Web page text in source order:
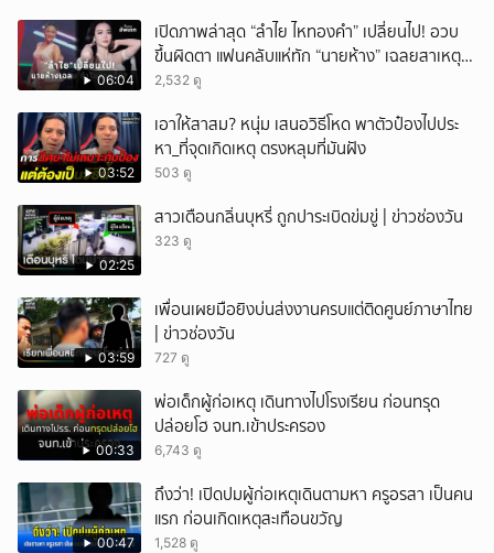
06:04
เปิดภาพล่าสุด “ลำไย ไหทองคำ” เปลี่ยนไป! อวบ
ขึ้นผิดตา แฟนคลับแห่ทัก “นายห้าง” เฉลยสาเหตุ
ชัด!
2,532 ดู
03:52
เอาให้สาสม? หนุ่ม เสนอวิธีโหด พาตัวป๋องไปประ
หา_ที่จุดเกิดเหตุ ตรงหลุมที่มันฝัง
503 ดู
02:25
สาวเตือนกลิ่นบุหรี่ ถูกปาระเบิดข่มขู่ | ข่าวช่องวัน
323 ดู
03:59
เพื่อนเผยมือยิงบ่นส่งงานครบแต่ติดศูนย์ภาษาไทย
| ข่าวช่องวัน
727 ดู
00:33
พ่อเด็กผู้ก่อเหตุ เดินทางไปโรงเรียน ก่อนทรุด
ปล่อยโฮ จนท.เข้าประครอง
6,743 ดู
00:47
ถึงว่า! เปิดปมผู้ก่อเหตุเดินตามหา ครูอรสา เป็นคน
แรก ก่อนเกิดเหตุสะเทือนขวัญ
1,528 ดู